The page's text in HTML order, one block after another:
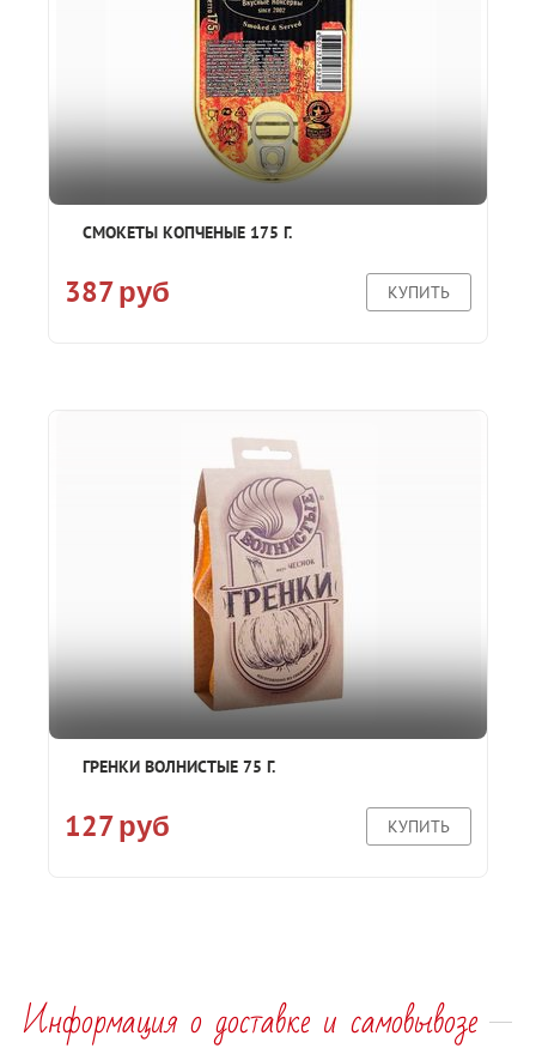
СМОКЕТЫ КОПЧЕНЫЕ 175 Г.
387 руб КУПИТЬ
ГРЕНКИ ВОЛНИСТЫЕ 75 Г.
127 руб КУПИТЬ
Информация о доставке и самовывозе